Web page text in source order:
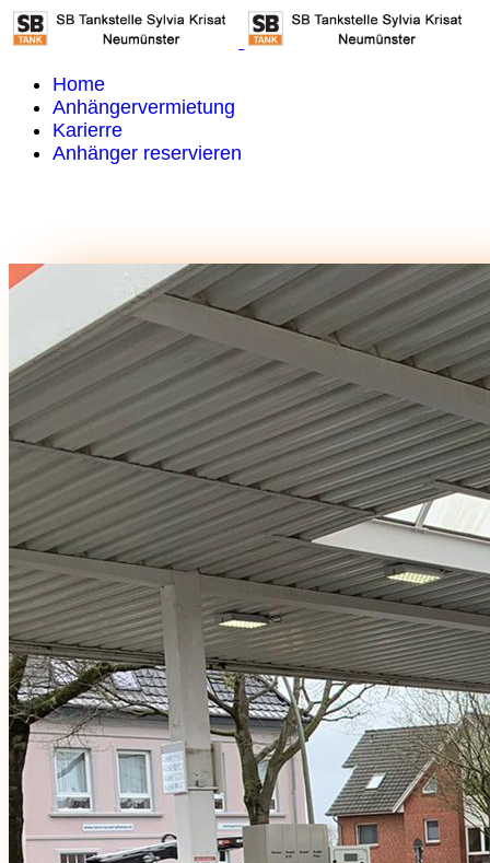
Home
Anhängervermietung
Karierre
Anhänger reservieren